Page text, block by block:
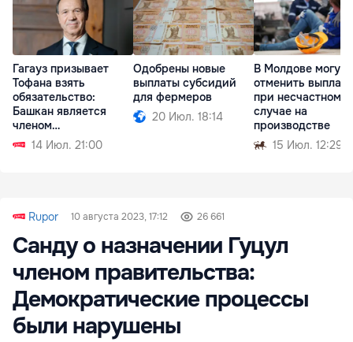
Гагауз призывает
Тофана взять
обязательство:
Башкан является
членом
правительства
14 Июл. 21:00
Одобрены новые
выплаты субсидий
для фермеров
20 Июл. 18:14
В Молдове могут
отменить
при несчастном
случае на
производстве
15 Июл. 12:29
Rupor 10 августа 2023, 17:12 26 661
Санду о назначении Гуцул
членом правительства:
Демократические процессы
были нарушены